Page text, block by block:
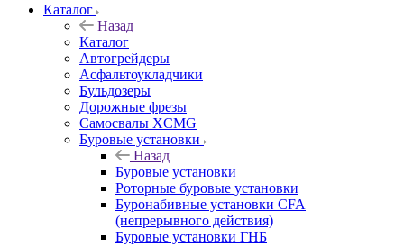
Каталог
Назад
Каталог
Автогрейдеры
Асфальтоукладчики
Бульдозеры
Дорожные фрезы
Самосвалы XCMG
Буровые установки
Назад
Буровые установки
Роторные буровые установки
Буронабивные установки CFA
(непрерывного действия)
Буровые установки ГНБ